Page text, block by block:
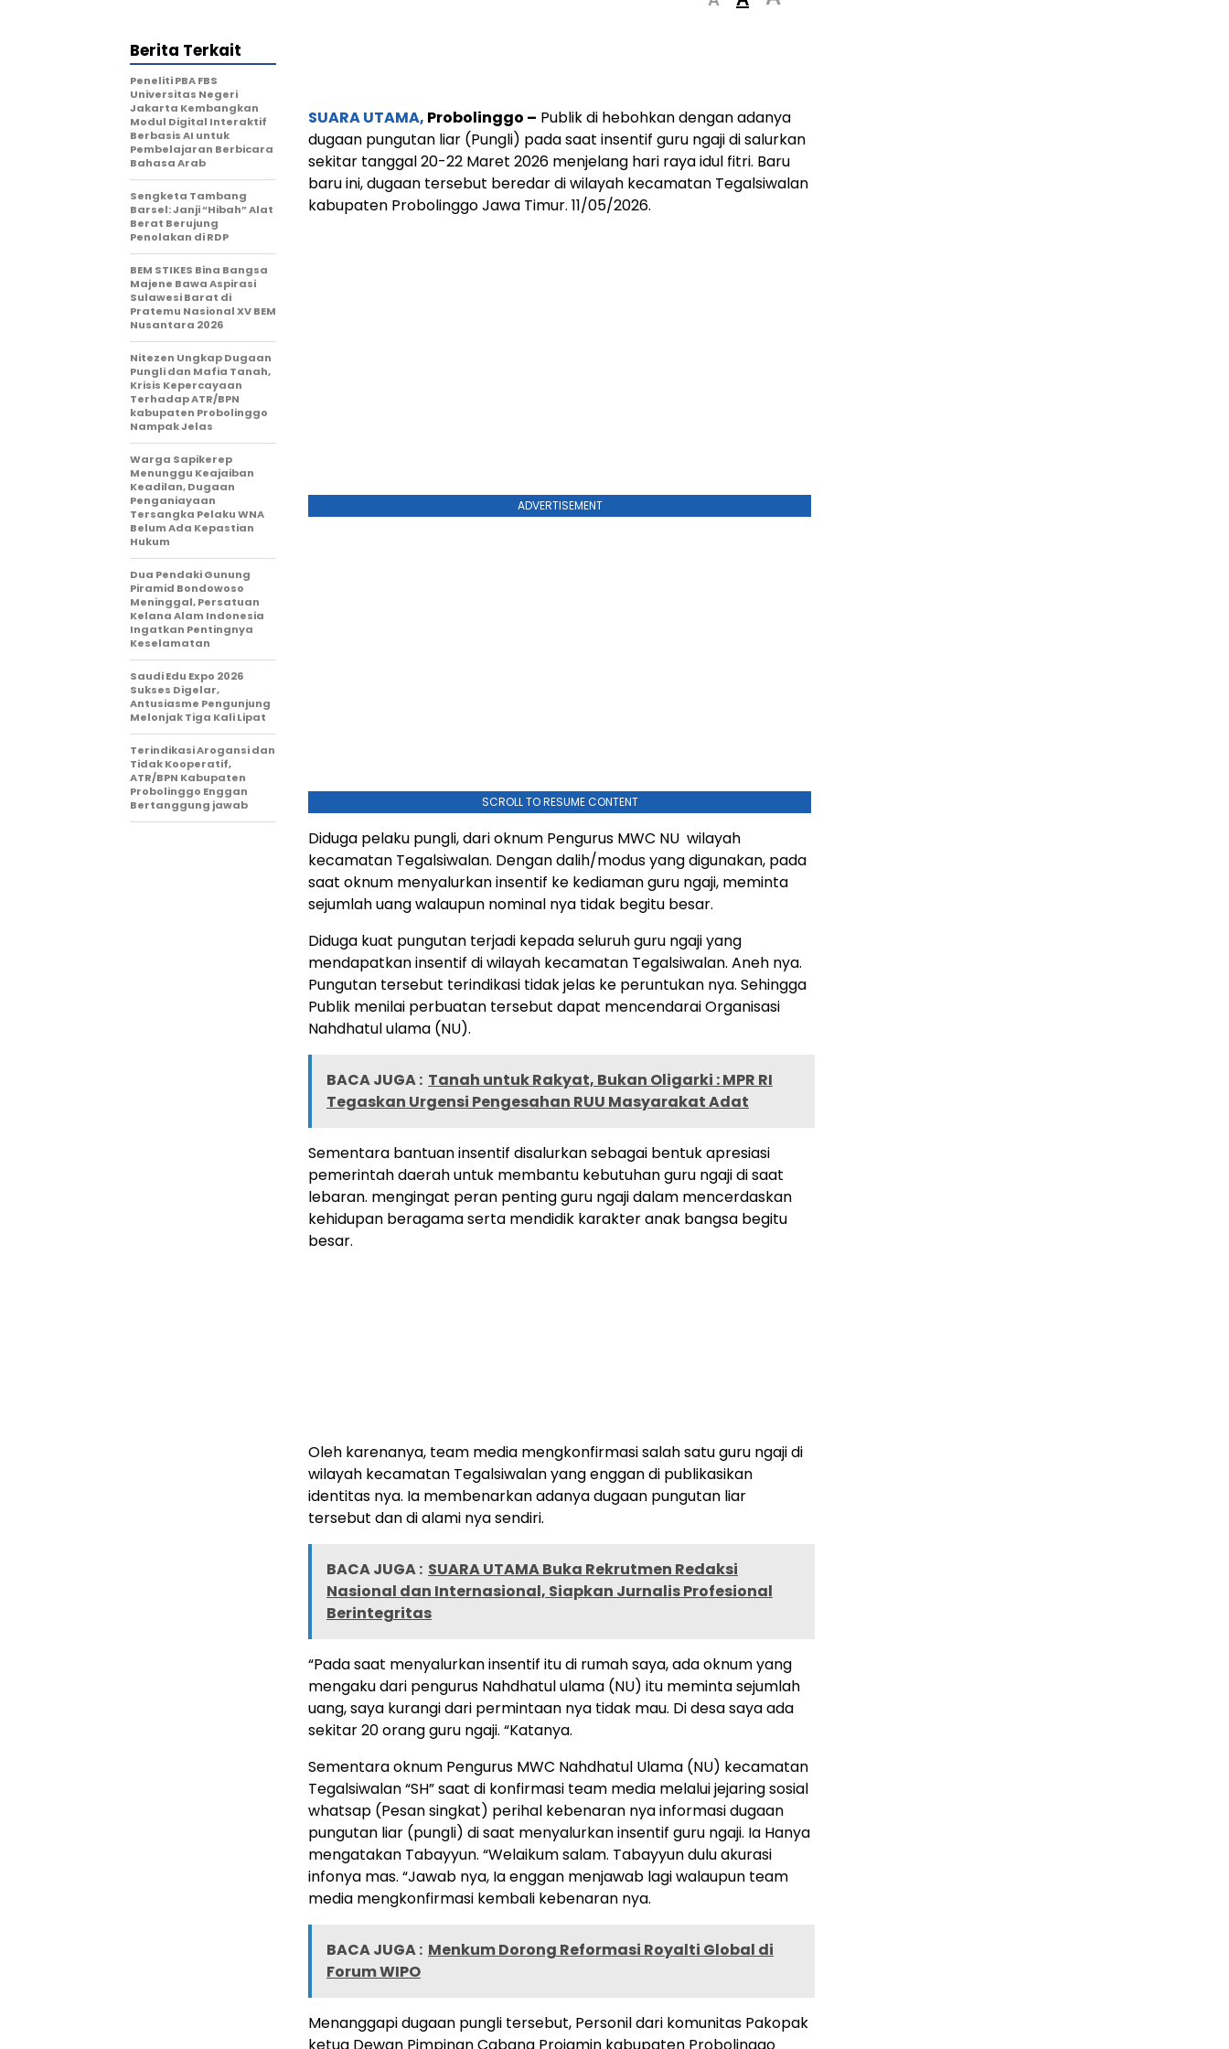
SUARA UTAMA, Probolinggo – Publik di hebohkan dengan adanya
dugaan pungutan liar (Pungli) pada saat insentif guru ngaji di salurkan
sekitar tanggal 20-22 Maret 2026 menjelang hari raya idul fitri. Baru
baru ini, dugaan tersebut beredar di wilayah kecamatan Tegalsiwalan
kabupaten Probolinggo Jawa Timur. 11/05/2026.
ADVERTISEMENT
SCROLL TO RESUME CONTENT
Diduga pelaku pungli, dari oknum Pengurus MWC NU wilayah
kecamatan Tegalsiwalan. Dengan dalih/modus yang digunakan, pada
saat oknum menyalurkan insentif ke kediaman guru ngaji, meminta
sejumlah uang walaupun nominal nya tidak begitu besar.
Diduga kuat pungutan terjadi kepada seluruh guru ngaji yang
mendapatkan insentif di wilayah kecamatan Tegalsiwalan. Aneh nya.
Pungutan tersebut terindikasi tidak jelas ke peruntukan nya. Sehingga
Publik menilai perbuatan tersebut dapat mencendarai Organisasi
Nahdhatul ulama (NU).
BACA JUGA : Tanah untuk Rakyat, Bukan Oligarki : MPR RI
Tegaskan Urgensi Pengesahan RUU Masyarakat Adat
Sementara bantuan insentif disalurkan sebagai bentuk apresiasi
pemerintah daerah untuk membantu kebutuhan guru ngaji di saat
lebaran. mengingat peran penting guru ngaji dalam mencerdaskan
kehidupan beragama serta mendidik karakter anak bangsa begitu
besar.
Oleh karenanya, team media mengkonfirmasi salah satu guru ngaji di
wilayah kecamatan Tegalsiwalan yang enggan di publikasikan
identitas nya. Ia membenarkan adanya dugaan pungutan liar
tersebut dan di alami nya sendiri.
BACA JUGA : SUARA UTAMA Buka Rekrutmen Redaksi
Nasional dan Internasional, Siapkan Jurnalis Profesional
Berintegritas
“Pada saat menyalurkan insentif itu di rumah saya, ada oknum yang
mengaku dari pengurus Nahdhatul ulama (NU) itu meminta sejumlah
uang, saya kurangi dari permintaan nya tidak mau. Di desa saya ada
sekitar 20 orang guru ngaji. “Katanya.
Sementara oknum Pengurus MWC Nahdhatul Ulama (NU) kecamatan
Tegalsiwalan “SH” saat di konfirmasi team media melalui jejaring sosial
whatsap (Pesan singkat) perihal kebenaran nya informasi dugaan
pungutan liar (pungli) di saat menyalurkan insentif guru ngaji. Ia Hanya
mengatakan Tabayyun. “Welaikum salam. Tabayyun dulu akurasi
infonya mas. “Jawab nya, Ia enggan menjawab lagi walaupun team
media mengkonfirmasi kembali kebenaran nya.
BACA JUGA : Menkum Dorong Reformasi Royalti Global di
Forum WIPO
Menanggapi dugaan pungli tersebut, Personil dari komunitas Pakopak
Berita Terkait
Peneliti PBA FBS
Universitas Negeri
Jakarta Kembangkan
Modul Digital Interaktif
Berbasis AI untuk
Pembelajaran Berbicara
Bahasa Arab
Sengketa Tambang
Barsel: Janji “Hibah” Alat
Berat Berujung
Penolakan di RDP
BEM STIKES Bina Bangsa
Majene Bawa Aspirasi
Sulawesi Barat di
Pratemu Nasional XV BEM
Nusantara 2026
Nitezen Ungkap Dugaan
Pungli dan Mafia Tanah,
Krisis Kepercayaan
Terhadap ATR/BPN
kabupaten Probolinggo
Nampak Jelas
Warga Sapikerep
Menunggu Keajaiban
Keadilan, Dugaan
Penganiayaan
Tersangka Pelaku WNA
Belum Ada Kepastian
Hukum
Dua Pendaki Gunung
Piramid Bondowoso
Meninggal, Persatuan
Kelana Alam Indonesia
Ingatkan Pentingnya
Keselamatan
Saudi Edu Expo 2026
Sukses Digelar,
Antusiasme Pengunjung
Melonjak Tiga Kali Lipat
Terindikasi Arogansi dan
Tidak Kooperatif,
ATR/BPN Kabupaten
Probolinggo Enggan
Bertanggung jawab